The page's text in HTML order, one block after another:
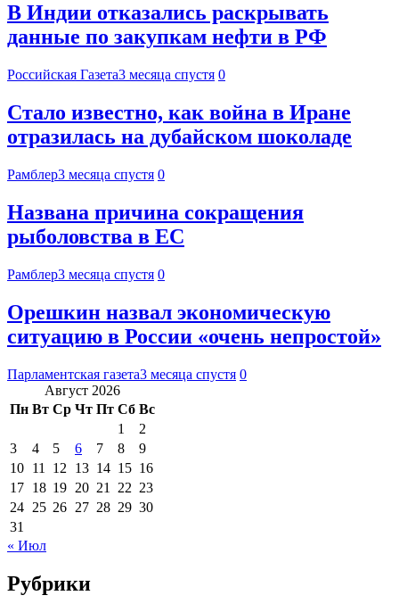
В Индии отказались раскрывать
данные по закупкам нефти в РФ
Российская Газета3 месяца спустя 0
Стало известно, как война в Иране
отразилась на дубайском шоколаде
Рамблер3 месяца спустя 0
Названа причина сокращения
рыболовства в ЕС
Рамблер3 месяца спустя 0
Орешкин назвал экономическую
ситуацию в России «очень непростой»
Парламентская газета3 месяца спустя 0
Август 2026
Пн Вт Ср Чт Пт Сб Вс
1
2
3
4 5 6 7 8
9
10 11 12 13 14 15 16
17 18 19 20 21 22 23
24 25 26 27 28 29 30
31
« Июл
Рубрики